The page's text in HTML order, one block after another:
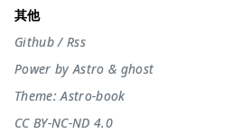
其他
Github/ Rss
Power byAstro & ghost
Theme:Astro-book
CC BY-NC-ND 4.0